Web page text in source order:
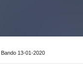
13-01-2020